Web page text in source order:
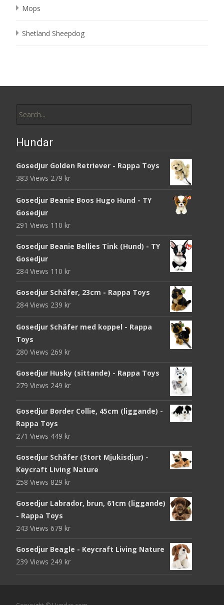
Mops
Shetland Sheepdog
for:
Hundar
Gosedjur Golden Retriever - Rappa Toys
383 Views 279 kr
Gosedjur Beanie Boos Hugo Hund - TY
Gosedjur
291 Views 110 kr
Gosedjur Beanie Bellies Tink (Hund) - TY
Gosedjur
284 Views 110 kr
Gosedjur Schäfer, 23cm - Rappa Toys
284 Views 239 kr
Gosedjur Schäfer med koppel - Rappa
Toys
280 Views 269 kr
Gosedjur Husky (sittande) - Rappa Toys
279 Views 249 kr
Gosedjur Border Collie, 45cm (liggande) -
Rappa Toys
271 Views 449 kr
Gosedjur Schäfer (Stort Mjukisdjur) -
Keycraft Living Nature
258 Views 829 kr
Gosedjur Labrador, brun, 61cm (liggande)
- Rappa Toys
243 Views 679 kr
Gosedjur Beagle - Keycraft Living Nature
239 Views 249 kr